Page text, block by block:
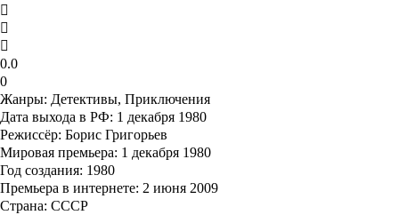
0.0
0
Жанры: Детективы, Приключения
Дата выхода в РФ: 1 декабря 1980
Режиссёр: Борис Григорьев
Мировая премьера: 1 декабря 1980
Год создания: 1980
Премьера в интернете: 2 июня 2009
Страна: СССР